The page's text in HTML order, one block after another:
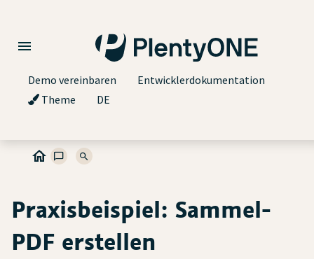
Demo vereinbaren
Entwicklerdokumentation
Theme
DE
Praxisbeispiel: Sammel-
PDF erstellen